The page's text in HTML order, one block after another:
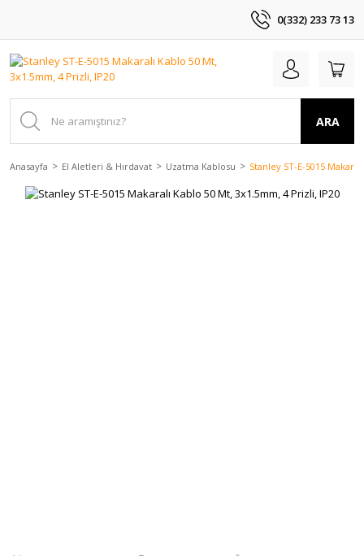
0(332) 233 73 13
ARA
Anasayfa El Aletleri & Hırdavat Uzatma Kablosu Stanley ST-E-5015